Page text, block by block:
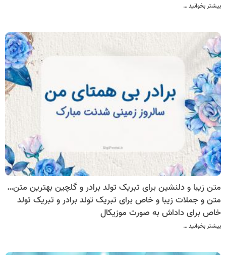
بیشتر بخوانید …
متن زیبا و دلنشین برای تبریک تولد برادر و گلچین بهترین متن های تبریک تولد برادر
متن و جملات زیبا و خاص برای تبریک تولد برادر و تبریک تولد
خاص برای داداش به صورت موزیکال
بیشتر بخوانید …